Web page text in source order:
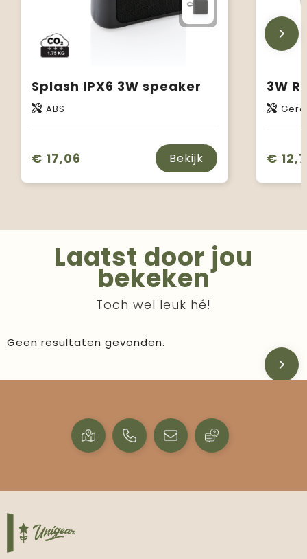
Splash IPX6 3W speaker
ABS
€ 17,06 Bekijk €
Laatst door jou
bekeken
Toch wel leuk hé!
Geen resultaten gevonden.